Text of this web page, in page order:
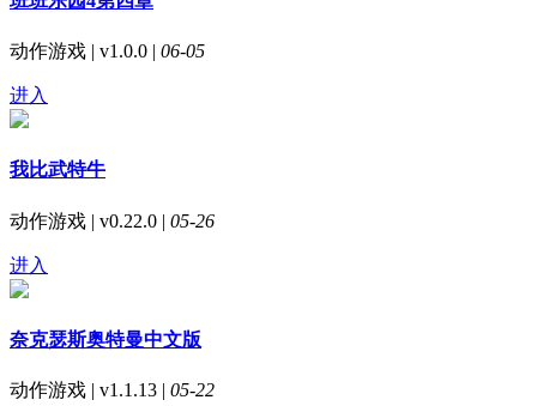
动作游戏 | v1.0.0 | 06-05
进入
我比武特牛
动作游戏 | v0.22.0 | 05-26
进入
奈克瑟斯奥特曼中文版
动作游戏 | v1.1.13 | 05-22